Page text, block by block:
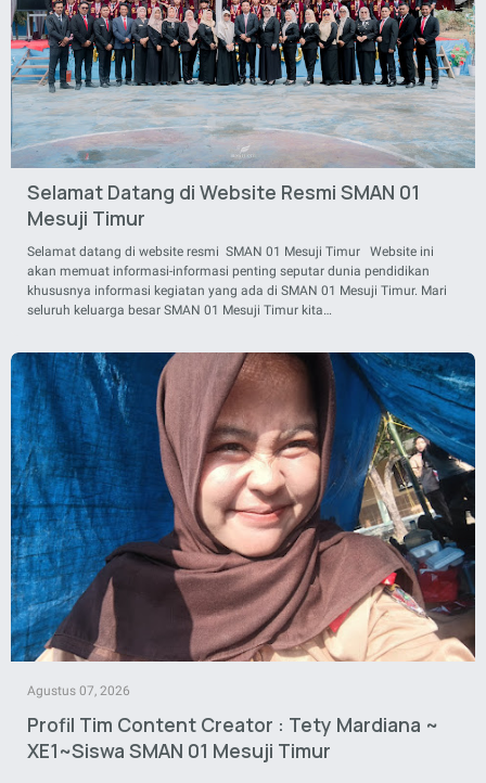
Selamat Datang di Website Resmi SMAN 01
Mesuji Timur
Selamat datang di website resmi SMAN 01 Mesuji Timur Website ini
akan memuat informasi-informasi penting seputar dunia pendidikan
khususnya informasi kegiatan yang ada di SMAN 01 Mesuji Timur. Mari
seluruh keluarga besar SMAN 01 Mesuji Timur kita…
Agustus 07, 2026
Profil Tim Content Creator : Tety Mardiana ~
XE1~Siswa SMAN 01 Mesuji Timur